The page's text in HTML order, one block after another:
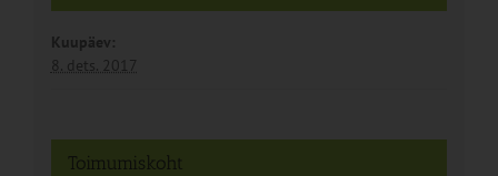
Kuupäev:
8. dets. 2017
Toimumiskoht